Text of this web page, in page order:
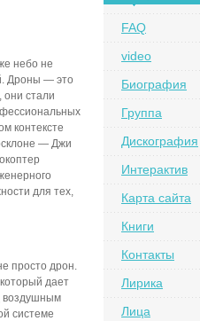
небо не
Дроны — это
они стали
контексте
— Джи
для тех,
просто дрон.
дает
воздушным
системе
FAQ
video
Биография
Группа
Дискография
Интерактив
Карта сайта
Книги
Контакты
Лирика
Лица